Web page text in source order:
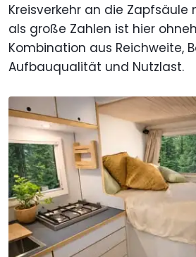
Kreisverkehr an die
als große Zahlen ist hier
Kombination aus Reichweite,
Aufbauqualität und Nutzlast.